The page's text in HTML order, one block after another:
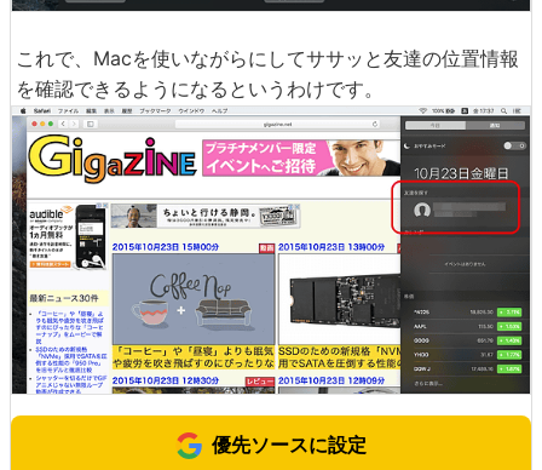
これで、Macを使いながらにしてササッと友達の位置情報
を確認できるようになるというわけです。
優先ソースに設定